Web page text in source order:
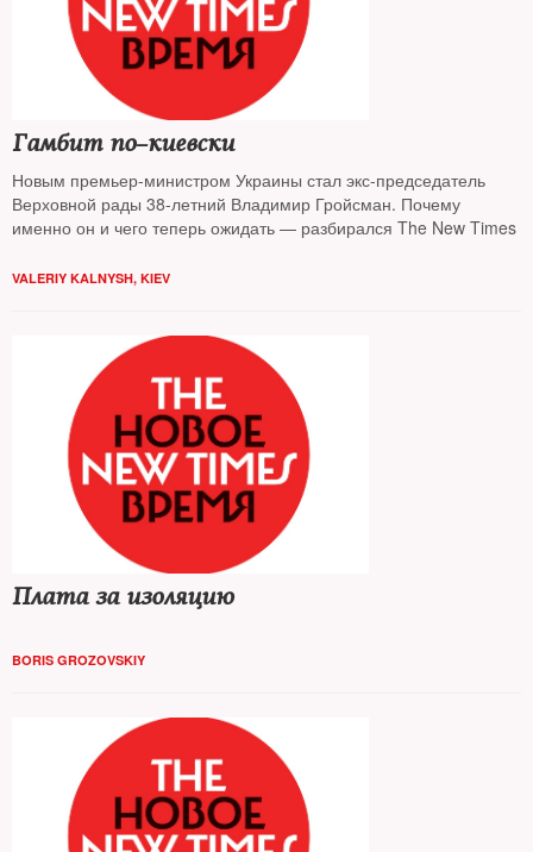
Гамбит по–киевски
Новым премьер-министром Украины стал экс-председатель
Верховной рады 38-летний Владимир Гройсман. Почему
именно он и чего теперь ожидать — разбирался The New Times
VALERIY KALNYSH, KIEV
Плата за изоляцию
BORIS GROZOVSKIY